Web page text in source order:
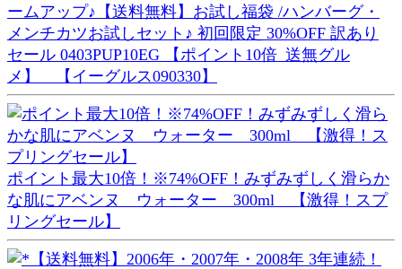
ームアップ♪【送料無料】お試し福袋 /ハンバーグ・
メンチカツお試しセット♪ 初回限定 30%OFF 訳あり
セール 0403PUP10EG 【ポイント10倍_送無グル
メ】 【イーグルス090330】
ポイント最大10倍！※74%OFF！みずみずしく滑らか
な肌にアベンヌ ウォーター 300ml 【激得！スプ
リングセール】